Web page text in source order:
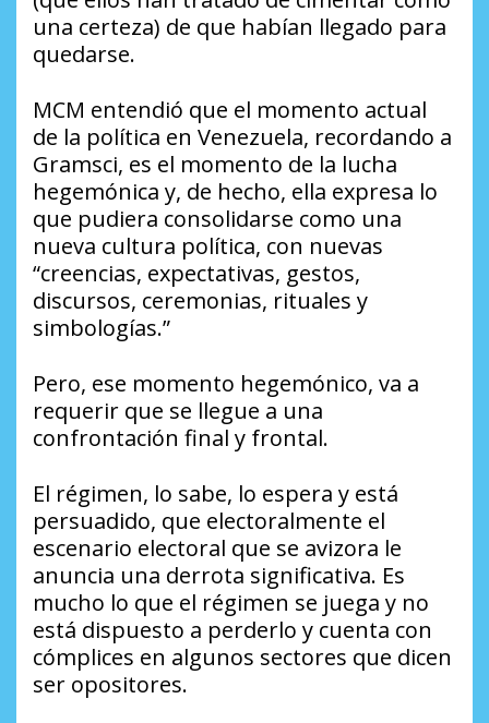
una certeza) de que habían llegado para
quedarse.
MCM entendió que el momento actual
de la política en Venezuela, recordando a
Gramsci, es el momento de la lucha
hegemónica y, de hecho, ella expresa lo
que pudiera consolidarse como una
nueva cultura política, con nuevas
“creencias, expectativas, gestos,
discursos, ceremonias, rituales y
simbologías.”
Pero, ese momento hegemónico, va a
requerir que se llegue a una
confrontación final y frontal.
El régimen, lo sabe, lo espera y está
persuadido, que electoralmente el
escenario electoral que se avizora le
anuncia una derrota significativa. Es
mucho lo que el régimen se juega y no
está dispuesto a perderlo y cuenta con
cómplices en algunos sectores que dicen
ser opositores.